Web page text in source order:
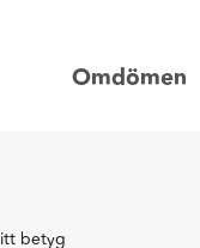
Omdömen
betyg